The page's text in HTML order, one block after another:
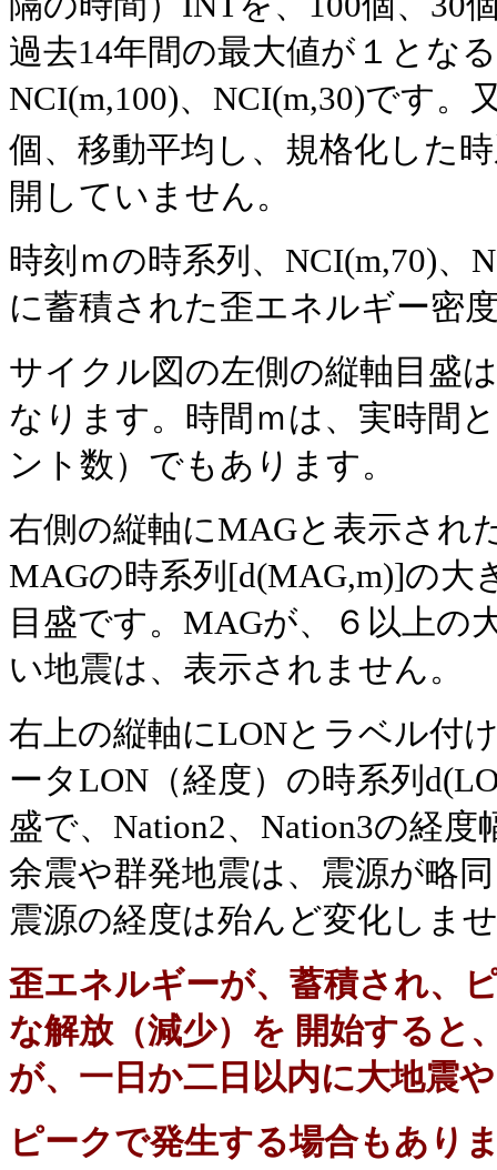
過去14年間の最大値が１とな
NCI(m,100)、NCI(m,30)です。
個、移動平均し、規格化した
開していません。
時刻ｍの時系列、NCI(m,70)、
に蓄積された歪エネルギー密
サイクル図の左側の縦軸目盛
なります。時間ｍは、実時間
ント数）でもあります。
右側の縦軸にMAGと表示され
MAGの時系列 [d(MAG,m)]の大
目盛です。 MAGが、６以上の
い地震は、表示されません。
右上の縦軸にLONとラベル付
ータ LON （経度）の時系列
盛で、 Nation2、Nation3の経度
余震や群発地震は、震源が略
震源の経度は殆んど変化しま
歪エネルギーが、蓄積され、
な解放（減少）を 開始すると
が、一日か二日以内に大地震
ピークで発生する場合もあり